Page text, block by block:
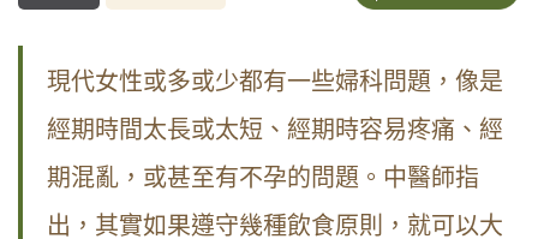
現代女性或多或少都有一些婦科問題，像是
經期時間太長或太短、經期時容易疼痛、經
期混亂，或甚至有不孕的問題。中醫師指
出，其實如果遵守幾種飲食原則，就可以大